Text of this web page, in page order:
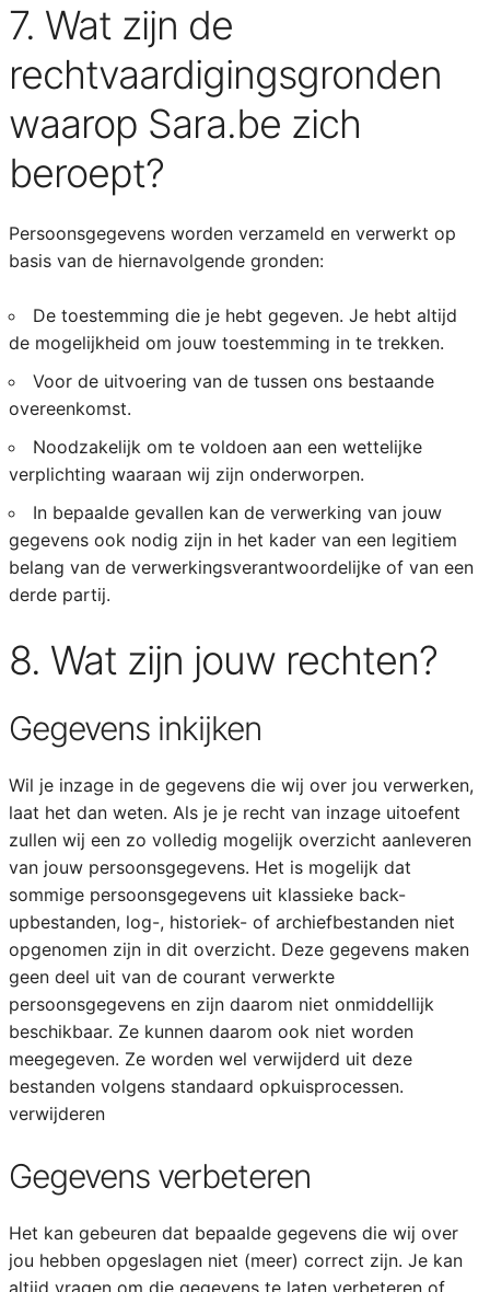
7. Wat zijn de
rechtvaardigingsgronden
waarop Sara.be zich
beroept?
Persoonsgegevens worden verzameld en verwerkt op
basis van de hiernavolgende gronden:
De toestemming die je hebt gegeven. Je hebt altijd
de mogelijkheid om jouw toestemming in te trekken.
Voor de uitvoering van de tussen ons bestaande
overeenkomst.
Noodzakelijk om te voldoen aan een wettelijke
verplichting waaraan wij zijn onderworpen.
In bepaalde gevallen kan de verwerking van jouw
gegevens ook nodig zijn in het kader van een legitiem
belang van de verwerkingsverantwoordelijke of van een
derde partij.
8. Wat zijn jouw rechten?
Gegevens inkijken
Wil je inzage in de gegevens die wij over jou verwerken,
laat het dan weten. Als je je recht van inzage uitoefent
zullen wij een zo volledig mogelijk overzicht aanleveren
van jouw persoonsgegevens. Het is mogelijk dat
sommige persoonsgegevens uit klassieke back-
upbestanden, log-, historiek- of archiefbestanden niet
opgenomen zijn in dit overzicht. Deze gegevens maken
geen deel uit van de courant verwerkte
persoonsgegevens en zijn daarom niet onmiddellijk
beschikbaar. Ze kunnen daarom ook niet worden
meegegeven. Ze worden wel verwijderd uit deze
bestanden volgens standaard opkuisprocessen.
verwijderen
Gegevens verbeteren
Het kan gebeuren dat bepaalde gegevens die wij over
jou hebben opgeslagen niet (meer) correct zijn. Je kan
altijd vragen om die gegevens te laten verbeteren of